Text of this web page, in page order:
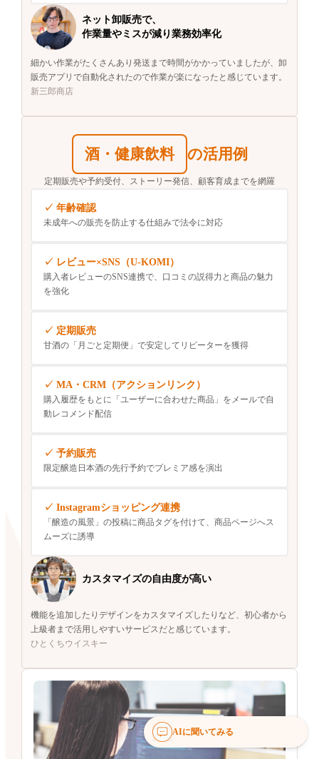
ネット卸販売で、
作業量やミスが減り業務効率化
細かい作業がたくさんあり発送まで時間がかかっていましたが、卸
販売アプリで自動化されたので作業が楽になったと感じています。
新三郎商店
酒・健康飲料 の活用例
定期販売や予約受付、ストーリー発信、 顧客育成までを網羅
年齢確認
未成年への販売を防止する仕組みで法令に対応
レビュー×SNS（U-KOMI）
購入者レビューのSNS連携で、口コミの説得力と商品の魅力
を強化
定期販売
甘酒の「月ごと定期便」で安定してリピーターを獲得
MA・CRM（アクションリンク）
購入履歴をもとに「ユーザーに合わせた商品」をメールで自
動レコメンド配信
予約販売
限定醸造日本酒の先行予約でプレミア感を演出
Instagramショッピング連携
「醸造の風景」の投稿に商品タグを付けて、商品ページへス
ムーズに誘導
カスタマイズの自由度が高い
機能を追加したりデザインをカスタマイズしたりなど、初心者から
上級者まで活用しやすいサービスだと感じています。
ひとくちウイスキー
AIに聞いてみる